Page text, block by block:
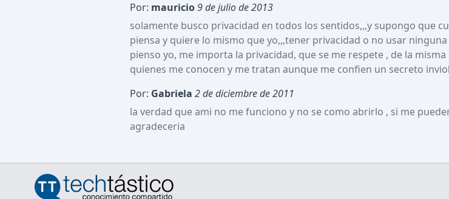
Por: mauricio9 de julio de 2013
solamente busco privacidad en todos los sentidos,,,y supongo que
piensa y quiere lo mismo que yo,,,tener privacidad o no usar
pienso yo, me importa la privacidad, que se me respete , de la
quienes me conocen y me tratan aunque me confien un secreto
Por: Gabriela 2 de diciembre de 2011
la verdad que ami no me funciono y no se como abrirlo , si me
agradeceria